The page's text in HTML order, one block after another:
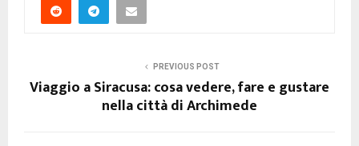
PREVIOUS POST
Viaggio a Siracusa: cosa vedere, fare e gustare
nella città di Archimede